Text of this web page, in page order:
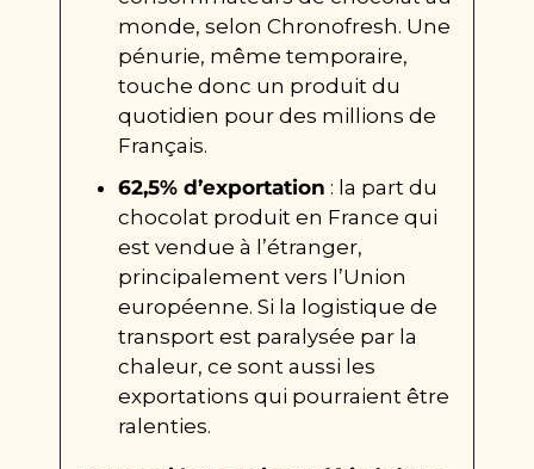
monde, selon Chronofresh. Une
pénurie, même temporaire,
touche donc un produit du
quotidien pour des millions de
Français.
62,5% d’exportation : la part du
chocolat produit en France qui
est vendue à l’étranger,
principalement vers l’Union
européenne. Si la logistique de
transport est paralysée par la
chaleur, ce sont aussi les
exportations qui pourraient être
ralenties.